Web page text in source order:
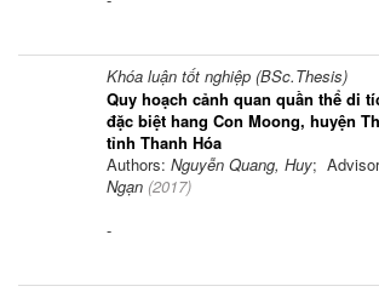
Khóa luận tốt nghiệp (BSc.Thesis)
Quy hoạch cảnh quan quần thể di
đặc biệt hang Con Moong, huyện
tỉnh Thanh Hóa
Authors: Nguyễn Quang, Huy;
Ngạn (2017)
-